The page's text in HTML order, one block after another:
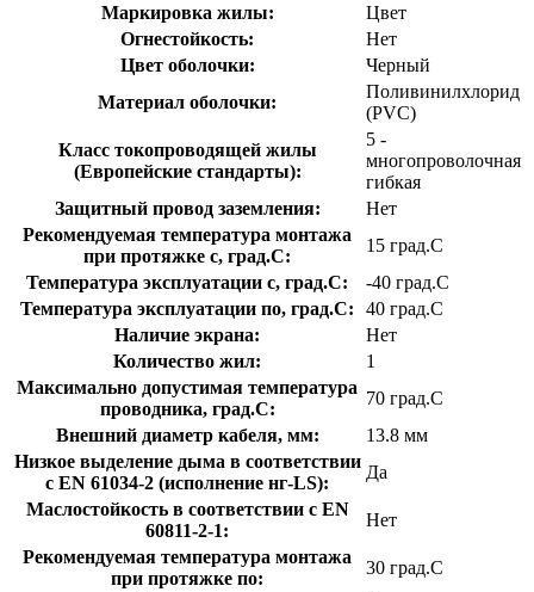
Маркировка жилы:
Цвет
Огнестойкость:
Нет
Цвет оболочки:
Черный
Материал оболочки:
Поливинилхлорид
(PVC)
Класс токопроводящей жилы
(Европейские стандарты):
5 -
многопроволочная
гибкая
Защитный провод заземления:
Нет
Рекомендуемая температура монтажа
при протяжке с, град.C:
15 град.C
Температура эксплуатации с, град.C:
-40 град.C
Температура эксплуатации по, град.C:
40 град.C
Наличие экрана:
Нет
Количество жил:
1
Максимально допустимая температура
проводника, град.C:
70 град.C
Внешний диаметр кабеля, мм:
13.8 мм
Низкое выделение дыма в соответствии
с EN 61034-2 (исполнение нг-LS):
Да
Маслостойкость в соответствии с EN
60811-2-1:
Нет
Рекомендуемая температура монтажа
при протяжке по:
30 град.C